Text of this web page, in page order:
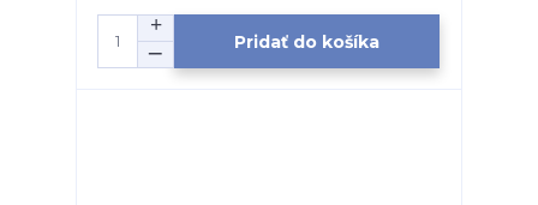
Pridať do košíka